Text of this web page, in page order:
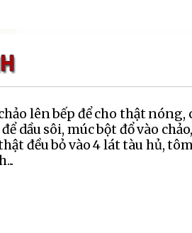
lên bếp để cho thật nóng,
để dầu sôi, múc bột đổ vào
đều bỏ vào 4 lát tàu hủ,